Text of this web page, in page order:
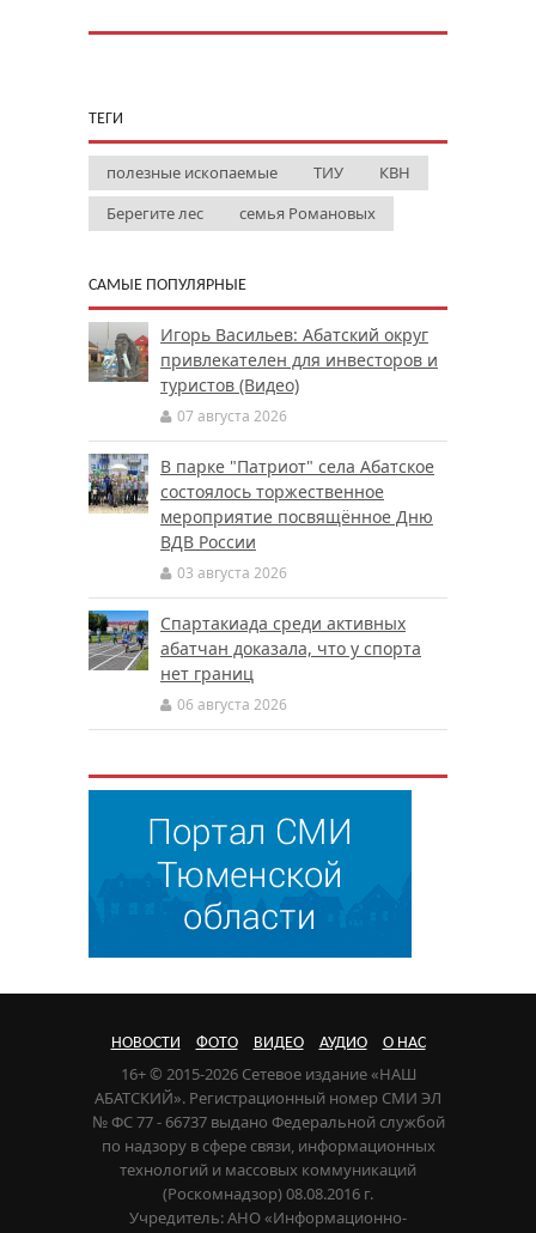
ТЕГИ
полезные ископаемые ТИУ
КВН
Берегите лес
семья Романовых
САМЫЕ ПОПУЛЯРНЫЕ
Игорь Васильев: Абатский округ
привлекателен для инвесторов и
туристов (Видео)
07 августа 2026
В парке "Патриот" села Абатское
состоялось торжественное
мероприятие посвящённое Дню
ВДВ России
03 августа 2026
Спартакиада среди активных
абатчан доказала, что у спорта
нет границ
06 августа 2026
НОВОСТИ ФОТО ВИДЕО АУДИО О НАС
16+ © 2015-2026 Сетевое издание «НАШ
АБАТСКИЙ». Регистрационный номер СМИ ЭЛ
№ ФС 77 - 66737 выдано Федеральной службой
по надзору в сфере связи, информационных
технологий и массовых коммуникаций
(Роскомнадзор) 08.08.2016 г.
Учредитель: АНО «Информационно-